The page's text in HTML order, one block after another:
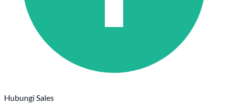
Hubungi Sales